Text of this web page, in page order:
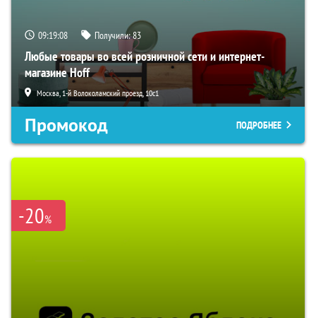
09:19:07 Получили:83
Любые товары во всей розничной сети и интернет-
магазине Hoff
Москва, 1-й Волоколамский проезд, 10с1
Промокод ПОДРОБНЕЕ
-20%